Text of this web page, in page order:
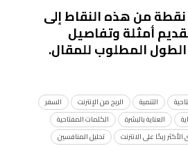
من هذه النقاط إلى
أمثلة وتفاصيل
المطلوب للمقال.
التنمية الربح من الإنترنت
السفر
العناية بالبشرة
الكلمات المفتاحية
ربحًا على الانترنت
تحليل المنافسين